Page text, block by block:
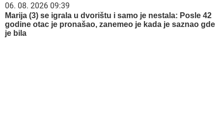
06. 08. 2026 09:39
Marija (3) se igrala u dvorištu i samo je nestala: Posle 42
godine otac je pronašao, zanemeo je kada je saznao gde
je bila